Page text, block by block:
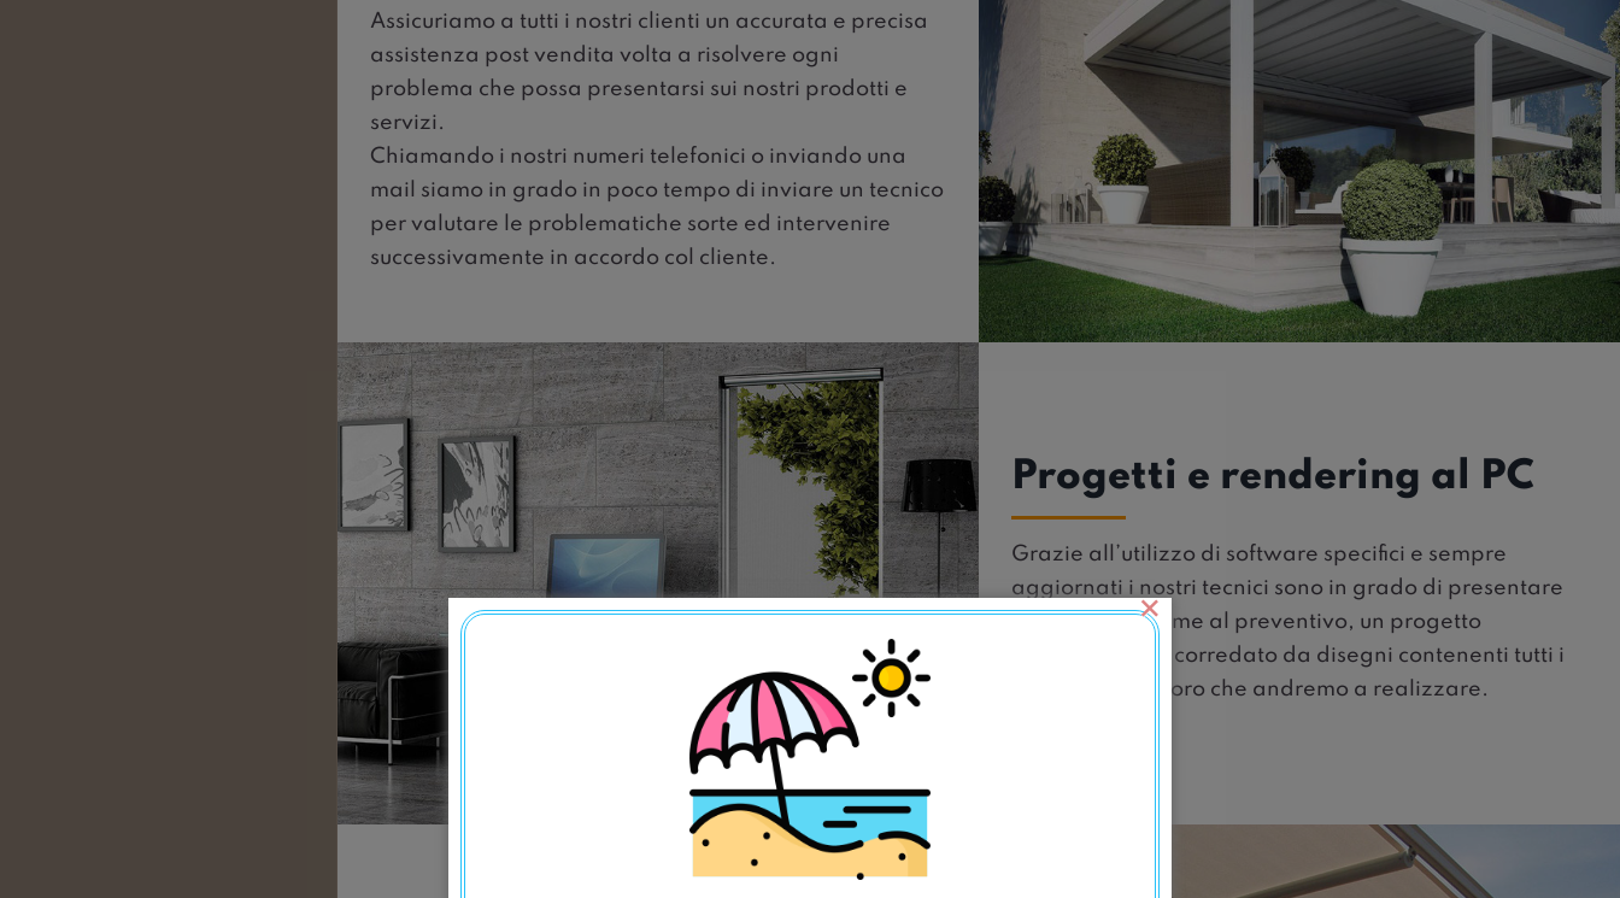
Assicuriamo a tutti i nostri clienti un accurata e precisa
assistenza post vendita volta a risolvere ogni
problema che possa presentarsi sui nostri prodotti e
servizi.
Chiamando i nostri numeri telefonici o inviando una
mail siamo in grado in poco tempo di inviare un tecnico
per valutare le problematiche sorte ed intervenire
successivamente in accordo col cliente.
Progetti e rendering al PC
Grazie all’utilizzo di software specifici e sempre
aggiornati i nostri tecnici sono in grado di presentare
al cliente, assieme al preventivo, un progetto
personalizzato corredato da disegni contenenti tutti i
dettagli del lavoro che andremo a realizzare.
×